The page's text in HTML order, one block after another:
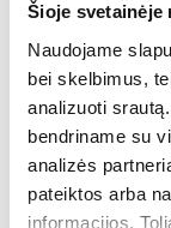
Šioje svetainėje
Naudojame
bei skelbimus,
analizuoti
bendriname su
analizės
pateiktos arba
informacijos.